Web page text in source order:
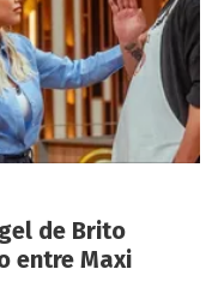
de Brito
entre Maxi